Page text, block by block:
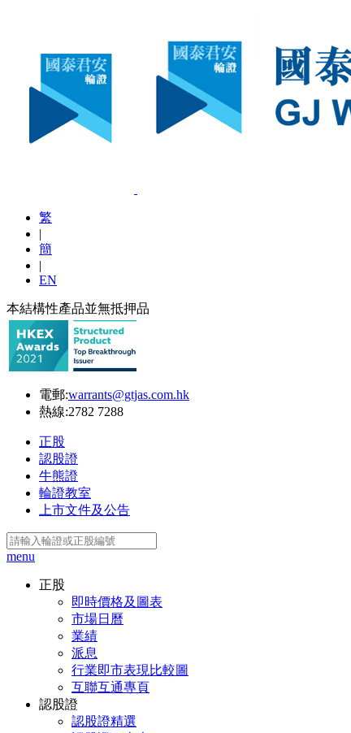
繁
|
簡
|
EN
本結構性產品並無抵押品
電郵:warrants@gtjas.com.hk
熱線:2782 7288
正股
認股證
牛熊證
輪證教室
上市文件及公告
menu
正股
即時價格及圖表
市場日曆
業績
派息
行業即市表現比較圖
互聯互通專頁
認股證
認股證精選